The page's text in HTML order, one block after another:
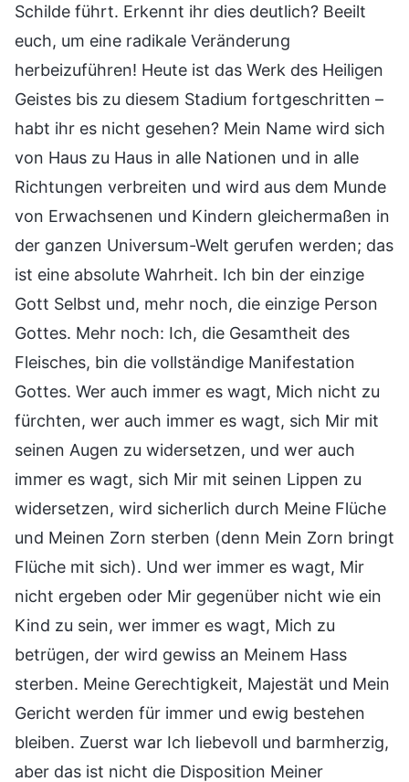
Schilde führt. Erkennt ihr dies deutlich? Beeilt
euch, um eine radikale Veränderung
herbeizuführen! Heute ist das Werk des Heiligen
Geistes bis zu diesem Stadium fortgeschritten –
habt ihr es nicht gesehen? Mein Name wird sich
von Haus zu Haus in alle Nationen und in alle
Richtungen verbreiten und wird aus dem Munde
von Erwachsenen und Kindern gleichermaßen in
der ganzen Universum-Welt gerufen werden; das
ist eine absolute Wahrheit. Ich bin der einzige
Gott Selbst und, mehr noch, die einzige Person
Gottes. Mehr noch: Ich, die Gesamtheit des
Fleisches, bin die vollständige Manifestation
Gottes. Wer auch immer es wagt, Mich nicht zu
fürchten, wer auch immer es wagt, sich Mir mit
seinen Augen zu widersetzen, und wer auch
immer es wagt, sich Mir mit seinen Lippen zu
widersetzen, wird sicherlich durch Meine Flüche
und Meinen Zorn sterben (denn Mein Zorn bringt
Flüche mit sich). Und wer immer es wagt, Mir
nicht ergeben oder Mir gegenüber nicht wie ein
Kind zu sein, wer immer es wagt, Mich zu
betrügen, der wird gewiss an Meinem Hass
sterben. Meine Gerechtigkeit, Majestät und Mein
Gericht werden für immer und ewig bestehen
bleiben. Zuerst war Ich liebevoll und barmherzig,
aber das ist nicht die Disposition Meiner